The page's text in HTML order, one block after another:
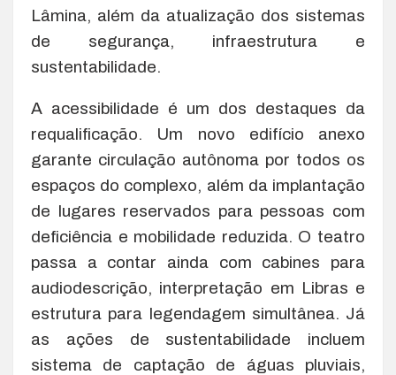
Lâmina, além da atualização dos sistemas
de segurança, infraestrutura e
sustentabilidade.
A acessibilidade é um dos destaques da
requalificação. Um novo edifício anexo
garante circulação autônoma por todos os
espaços do complexo, além da implantação
de lugares reservados para pessoas com
deficiência e mobilidade reduzida. O teatro
passa a contar ainda com cabines para
audiodescrição, interpretação em Libras e
estrutura para legendagem simultânea. Já
as ações de sustentabilidade incluem
sistema de captação de águas pluviais,